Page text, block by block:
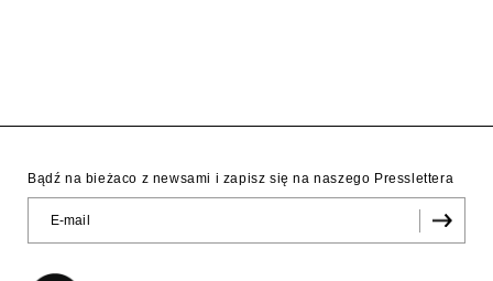
Bądź na bieżaco z newsami i zapisz się na naszego Presslettera